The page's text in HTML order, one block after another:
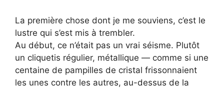
La première chose dont je me souviens, c’est le
lustre qui s’est mis à trembler.
Au début, ce n’était pas un vrai séisme. Plutôt
un cliquetis régulier, métallique — comme si une
centaine de pampilles de cristal frissonnaient
les unes contre les autres, au-dessus de la